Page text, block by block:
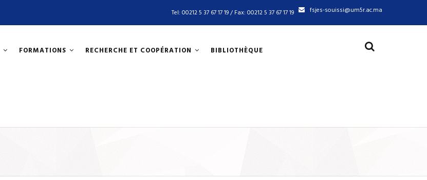
Tel: 00212 5 37 67 17 19 / Fax: 00212 5 37 67 17 19 fsjes-souissi@um5r.ac.ma
FORMATIONS RECHERCHE ET COOPÉRATION BIBLIOTHÈQUE